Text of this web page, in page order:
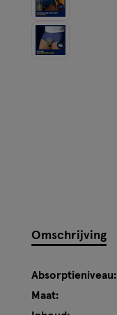
Omschrijving
Absorptieniveau:
Maat: